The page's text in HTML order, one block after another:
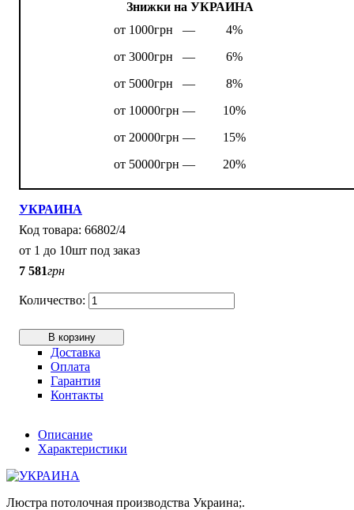
Знижки на УКРАИНА
от 1000грн —
4%
от 3000грн —
6%
от 5000грн —
8%
от 10000грн —
10%
от 20000грн —
15%
от 50000грн —
20%
УКРАИНА
66802/4
от 1 до 10шт под заказ
7 581грн
В корзину
Доставка
Оплата
Гарантия
Контакты
Описание
Характеристики
Люстра потолочная производства Украина;.